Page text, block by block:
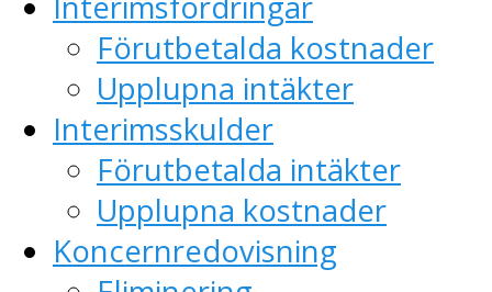
Förutbetalda kostnader
Upplupna intäkter
Interimsskulder
Förutbetalda intäkter
Upplupna kostnader
Koncernredovisning